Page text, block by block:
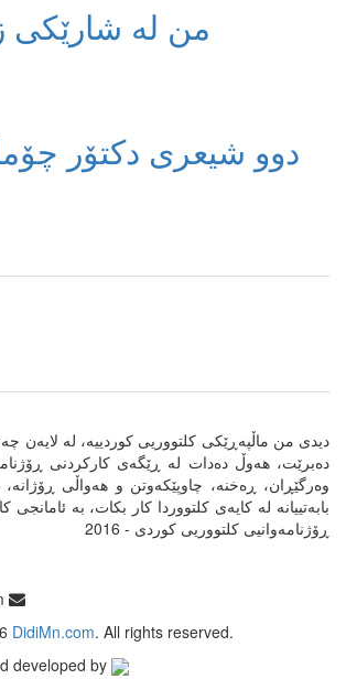
من له‌ شارێکی
دوو شیعری دکتۆر
دیدی من ماڵپەڕێکی کلتووریی کوردییە، لە لایەن
دەبرێت، هەوڵ دەدات لە ڕێگەی کارکردنی
وەرگێڕان، ڕەخنە، چاوپێکەوتن و هەواڵی
بابەتییانە لە کایەی کلتووردا کار بکات، بە ئامانجی
ڕۆژنامەوانیی کلتووریی کوردی - 2016
DidiMn.com. All rights reserved.
developed by